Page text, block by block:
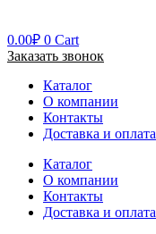
0.00₽ 0 Cart
Заказать звонок
Каталог
О компании
Контакты
Доставка и оплата
Каталог
О компании
Контакты
Доставка и оплата